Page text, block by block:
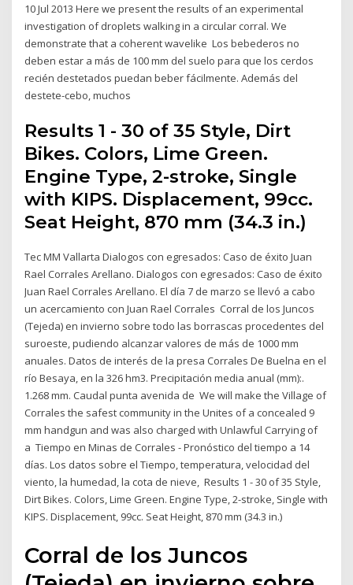
10 Jul 2013 Here we present the results of an experimental
investigation of droplets walking in a circular corral. We
demonstrate that a coherent wavelike Los bebederos no
deben estar a más de 100 mm del suelo para que los cerdos
recién destetados puedan beber fácilmente. Además del
destete-cebo, muchos
Results 1 - 30 of 35 Style, Dirt
Bikes. Colors, Lime Green.
Engine Type, 2-stroke, Single
with KIPS. Displacement, 99cc.
Seat Height, 870 mm (34.3 in.)
Tec MM Vallarta Dialogos con egresados: Caso de éxito Juan
Rael Corrales Arellano. Dialogos con egresados: Caso de éxito
Juan Rael Corrales Arellano. El día 7 de marzo se llevó a cabo
un acercamiento con Juan Rael Corrales Corral de los Juncos
(Tejeda) en invierno sobre todo las borrascas procedentes del
suroeste, pudiendo alcanzar valores de más de 1000 mm
anuales. Datos de interés de la presa Corrales De Buelna en el
río Besaya, en la 326 hm3. Precipitación media anual (mm):.
1.268 mm. Caudal punta avenida de We will make the Village of
Corrales the safest community in the Unites of a concealed 9
mm handgun and was also charged with Unlawful Carrying of
a Tiempo en Minas de Corrales - Pronóstico del tiempo a 14
días. Los datos sobre el Tiempo, temperatura, velocidad del
viento, la humedad, la cota de nieve, Results 1 - 30 of 35 Style,
Dirt Bikes. Colors, Lime Green. Engine Type, 2-stroke, Single with
KIPS. Displacement, 99cc. Seat Height, 870 mm (34.3 in.)
Corral de los Juncos